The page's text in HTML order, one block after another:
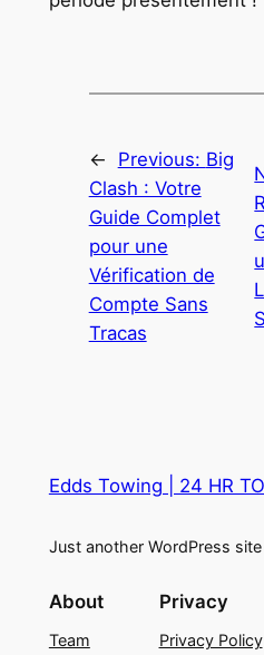
← Previous: Big
Clash : Votre
Guide Complet
pour une
Vérification de
Compte Sans
Tracas
Edds Towing | 24 HR
Just another WordPress site
About
Team
Privacy
Privacy Policy